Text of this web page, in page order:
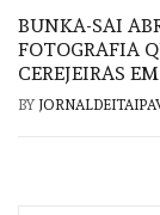
BUNKA-SAI
FOTOGRAFIA
CEREJEIRAS
BY